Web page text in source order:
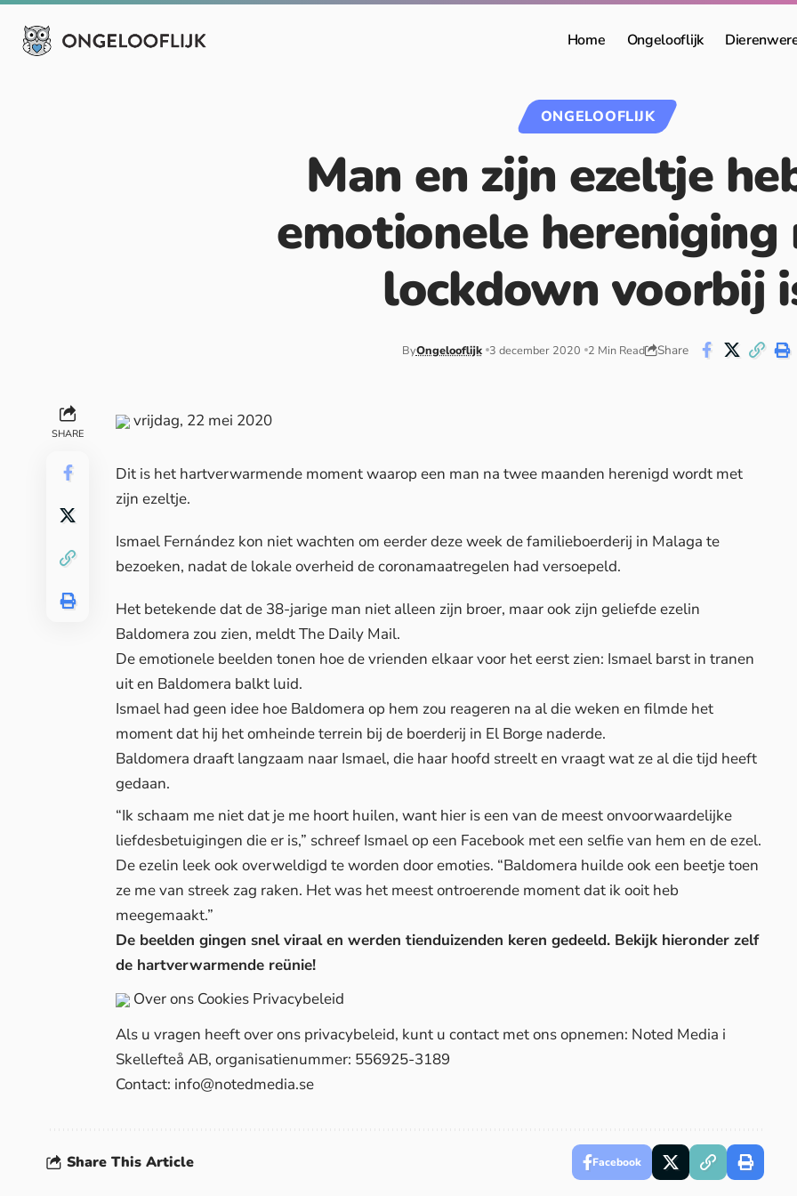
Home Ongelooflijk
ONGELOOFLIJK
Man en zijn ezeltje
emotionele hereniging
lockdown voorbij
ByOngelooflijk 3 december 2020 2 Min Read Share
SHARE
vrijdag, 22 mei 2020
Dit is het hartverwarmende moment waarop een man na twee maanden herenigd wordt met
zijn ezeltje.
Ismael Fernández kon niet wachten om eerder deze week de familieboerderij in Malaga te
bezoeken, nadat de lokale overheid de coronamaatregelen had versoepeld.
Het betekende dat de 38-jarige man niet alleen zijn broer, maar ook zijn geliefde ezelin
Baldomera zou zien, meldtThe Daily Mail.
De emotionele beelden tonen hoe de vrienden elkaar voor het eerst zien: Ismael barst in tranen
uit en Baldomera balkt luid.
Ismael had geen idee hoe Baldomera op hem zou reageren na al die weken en filmde het
moment dat hij het omheinde terrein bij de boerderij in El Borge naderde.
Baldomera draaft langzaam naar Ismael, die haar hoofd streelt en vraagt wat ze al die tijd heeft
gedaan.
“Ik schaam me niet dat je me hoort huilen, want hier is een van de meest onvoorwaardelijke
liefdesbetuigingen die er is,” schreef Ismael op een Facebook met een selfie van hem en de ezel.
De ezelin leek ook overweldigd te worden door emoties. “Baldomera huilde ook een beetje toen
ze me van streek zag raken. Het was het meest ontroerende moment dat ik ooit heb
meegemaakt.”
De beelden gingen snel viraal en werden tienduizenden keren gedeeld. Bekijk hieronder zelf
de hartverwarmende reünie!
Over ons Cookies Privacybeleid
Als u vragen heeft over ons privacybeleid, kunt u contact met ons opnemen: Noted Media i
Skellefteå AB, organisatienummer: 556925-3189
Contact: info@notedmedia.se
Share This Article Facebook